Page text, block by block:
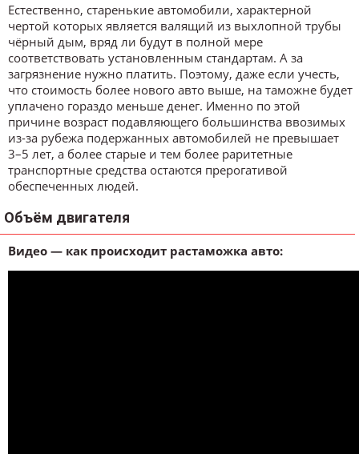
Естественно, старенькие автомобили, характерной
чертой которых является валящий из выхлопной трубы
чёрный дым, вряд ли будут в полной мере
соответствовать установленным стандартам. А за
загрязнение нужно платить. Поэтому, даже если учесть,
что стоимость более нового авто выше, на таможне будет
уплачено гораздо меньше денег. Именно по этой
причине возраст подавляющего большинства ввозимых
из-за рубежа подержанных автомобилей не превышает
3–5 лет, а более старые и тем более раритетные
транспортные средства остаются прерогативой
обеспеченных людей.
Объём двигателя
Видео — как происходит растаможка авто: